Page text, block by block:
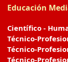
Educación
Científico -
Técnico-
Técnico-
Técnico-